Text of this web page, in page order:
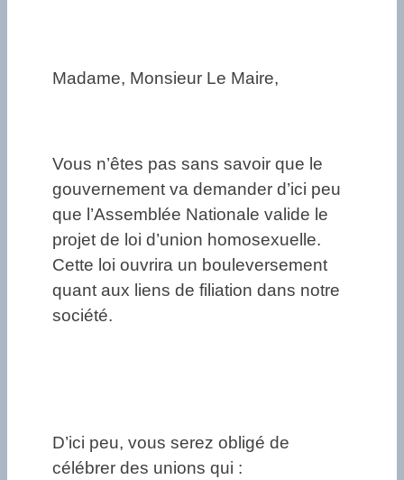
Madame, Monsieur Le Maire,
Vous n’êtes pas sans savoir que le
gouvernement va demander d’ici peu
que l’Assemblée Nationale valide le
projet de loi d’union homosexuelle.
Cette loi ouvrira un bouleversement
quant aux liens de filiation dans notre
société.
D’ici peu, vous serez obligé de
célébrer des unions qui :